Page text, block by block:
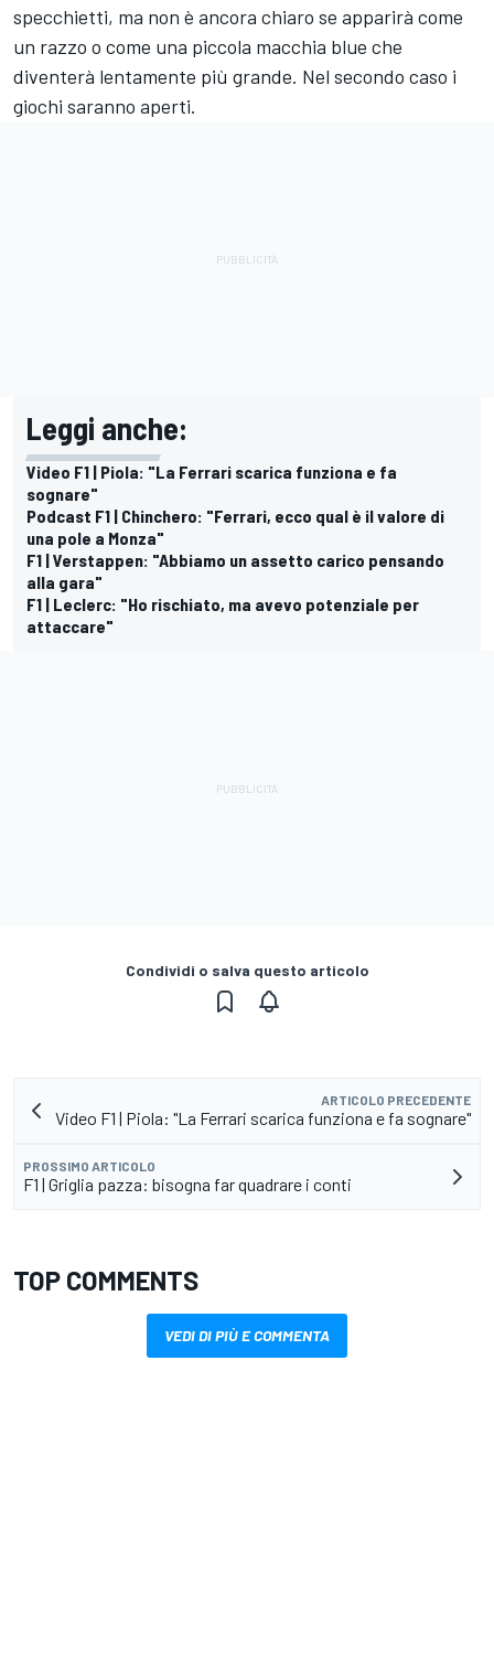
specchietti, ma non è ancora chiaro se apparirà come
un razzo o come una piccola macchia blue che
diventerà lentamente più grande. Nel secondo caso i
giochi saranno aperti.
Leggi anche:
Video F1 | Piola: "La Ferrari scarica funziona e fa
sognare"
Podcast F1 | Chinchero: "Ferrari, ecco qual è il valore di
una pole a Monza"
F1 | Verstappen: "Abbiamo un assetto carico pensando
alla gara"
F1 | Leclerc: "Ho rischiato, ma avevo potenziale per
attaccare"
Condividi o salva questo articolo
ARTICOLO PRECEDENTE
Video F1 | Piola: "La Ferrari scarica funziona e fa sognare"
PROSSIMO ARTICOLO
F1 | Griglia pazza: bisogna far quadrare i conti
TOP COMMENTS
VEDI DI PIÙ E COMMENTA